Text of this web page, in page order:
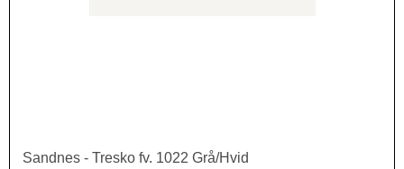
Sandnes - Tresko fv. 1022 Grå/Hvid